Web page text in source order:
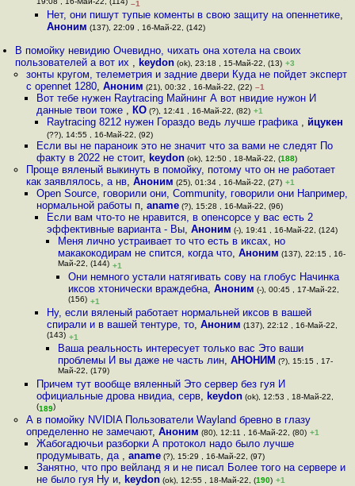
19:08 , 16-Май-22, (114) –1
Нет, они пишут тупые коменты в свою защиту на опеннетике,
Аноним (137), 22:09 , 16-Май-22, (142)
В помойку невидию Очевидно, чихать она хотела на своих
пользователей а вот их , keydon (ok), 23:18 , 15-Май-22, (13) +3
зонты кругом, телеметрия и задние двери Куда не пойдет эксперт
с opennet 1280, Аноним (21), 00:32 , 16-Май-22, (22) –1
Вот тебе нужен Raytracing Майнинг А вот нвидие нужон И
данные твои тоже , КО(?), 12:41 , 16-Май-22, (82) +1
Raytracing 8212 нужен Гораздо ведь лучше графика , йцукен
(??), 14:55 , 16-Май-22, (92)
Если вы не параноик это не значит что за вами не следят По
факту в 2022 не стоит, keydon(ok), 12:50 , 18-Май-22, (188)
Проще вяленый выкинуть в помойку, потому что он не работает
как заявлялось, а нв, Аноним (25), 01:34 , 16-Май-22, (27) +1
Open Source, говорили они, Community, говорили они Например,
нормальной работы п, aname(?), 15:28 , 16-Май-22, (96)
Если вам что-то не нравится, в опенсорсе у вас есть 2
эффективные варианта - Вы,Аноним (-), 19:41 , 16-Май-22, (124)
Меня лично устраивает то что есть в иксах, но
макакокодирам не спится, когда что, Аноним (137), 22:15 , 16-
Май-22, (144) +1
Они немного устали натягивать сову на глобус Начинка
иксов хтонически враждебна, Аноним (-), 00:45 , 17-Май-22,
(156) +1
Ну, если вяленый работает нормальней иксов в вашей
спирали и в вашей тентуре, то,Аноним (137), 22:12 , 16-Май-22,
(143) +1
Ваша реальность интересует только вас Это ваши
проблемы И вы даже не часть лин, АНОНИМ (?), 15:15 , 17-
Май-22, (179)
Причем тут вообще вяленный Это сервер без гуя И
официальные дрова нвидиа, серв, keydon(ok), 12:53 , 18-Май-22,
(189)
А в помойку NVIDIA Пользователи Wayland бревно в глазу
определенно не замечают, Аноним (80), 12:11 , 16-Май-22, (80) +1
Жабогадючьи разборки А протокол надо было лучше
продумывать, да , aname(?), 15:29 , 16-Май-22, (97)
Занятно, что про вейланд я и не писал Более того на сервере и
не было гуя Ну и, keydon(ok), 12:55 , 18-Май-22, (190) +1